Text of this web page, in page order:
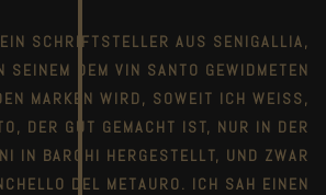
SCHRIFTSTELLER AUS SENIGALLIA,
SEINEM DEM VIN SANTO GEWIDMETEN
MARKEN WIRD, SOWEIT ICH WEISS,
DER GUT GEMACHT IST, NUR IN DER
IN BARCHI HERGESTELLT, UND ZWAR
DEL METAURO. ICH SAH EINEN